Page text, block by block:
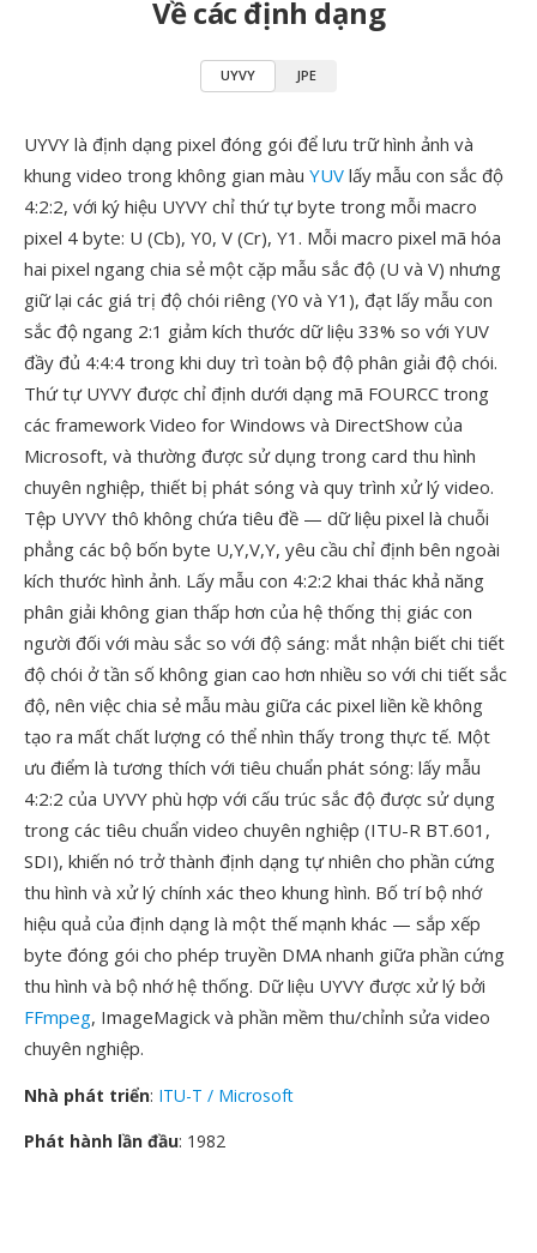
Về các định dạng
UYVY JPE
UYVY là định dạng pixel đóng gói để lưu trữ hình ảnh và
khung video trong không gian màu YUV lấy mẫu con sắc độ
4:2:2, với ký hiệu UYVY chỉ thứ tự byte trong mỗi macro
pixel 4 byte: U (Cb), Y0, V (Cr), Y1. Mỗi macro pixel mã hóa
hai pixel ngang chia sẻ một cặp mẫu sắc độ (U và V) nhưng
giữ lại các giá trị độ chói riêng (Y0 và Y1), đạt lấy mẫu con
sắc độ ngang 2:1 giảm kích thước dữ liệu 33% so với YUV
đầy đủ 4:4:4 trong khi duy trì toàn bộ độ phân giải độ chói.
Thứ tự UYVY được chỉ định dưới dạng mã FOURCC trong
các framework Video for Windows và DirectShow của
Microsoft, và thường được sử dụng trong card thu hình
chuyên nghiệp, thiết bị phát sóng và quy trình xử lý video.
Tệp UYVY thô không chứa tiêu đề — dữ liệu pixel là chuỗi
phẳng các bộ bốn byte U,Y,V,Y, yêu cầu chỉ định bên ngoài
kích thước hình ảnh. Lấy mẫu con 4:2:2 khai thác khả năng
phân giải không gian thấp hơn của hệ thống thị giác con
người đối với màu sắc so với độ sáng: mắt nhận biết chi tiết
độ chói ở tần số không gian cao hơn nhiều so với chi tiết sắc
độ, nên việc chia sẻ mẫu màu giữa các pixel liền kề không
tạo ra mất chất lượng có thể nhìn thấy trong thực tế. Một
ưu điểm là tương thích với tiêu chuẩn phát sóng: lấy mẫu
4:2:2 của UYVY phù hợp với cấu trúc sắc độ được sử dụng
trong các tiêu chuẩn video chuyên nghiệp (ITU-R BT.601,
SDI), khiến nó trở thành định dạng tự nhiên cho phần cứng
thu hình và xử lý chính xác theo khung hình. Bố trí bộ nhớ
hiệu quả của định dạng là một thế mạnh khác — sắp xếp
byte đóng gói cho phép truyền DMA nhanh giữa phần cứng
thu hình và bộ nhớ hệ thống. Dữ liệu UYVY được xử lý bởi
FFmpeg, ImageMagick và phần mềm thu/chỉnh sửa video
chuyên nghiệp.
Nhà phát triển: ITU-T / Microsoft
Phát hành lần đầu: 1982